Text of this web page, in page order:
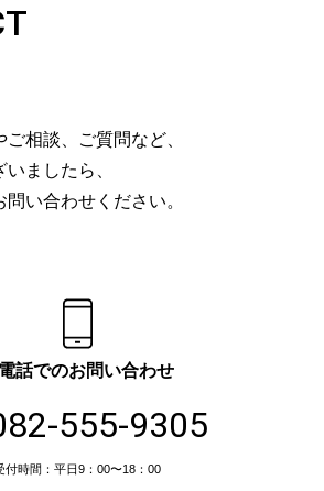
相談、ご質問など、
ましたら、
い合わせください。
話でのお問い合わせ
555-9305
付時間：平日9：00〜18：00